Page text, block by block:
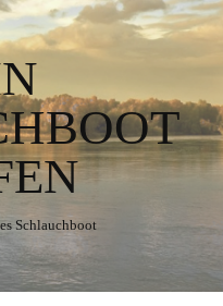
Schlauchboot